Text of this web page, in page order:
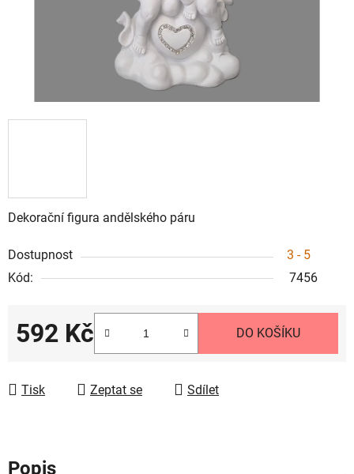
Dekorační figura andělského páru
Dostupnost
3 - 5
Kód:
7456
592 Kč DO KOŠÍKU
Tisk Zeptat se Sdílet
Popis